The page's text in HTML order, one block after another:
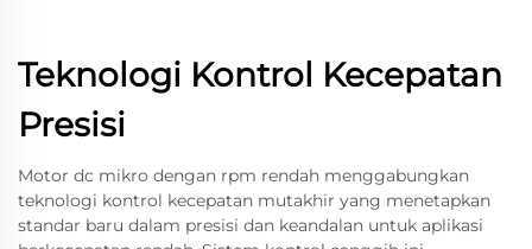
Teknologi Kontrol Kecepatan
Presisi
Motor dc mikro dengan rpm rendah menggabungkan
teknologi kontrol kecepatan mutakhir yang menetapkan
standar baru dalam presisi dan keandalan untuk aplikasi